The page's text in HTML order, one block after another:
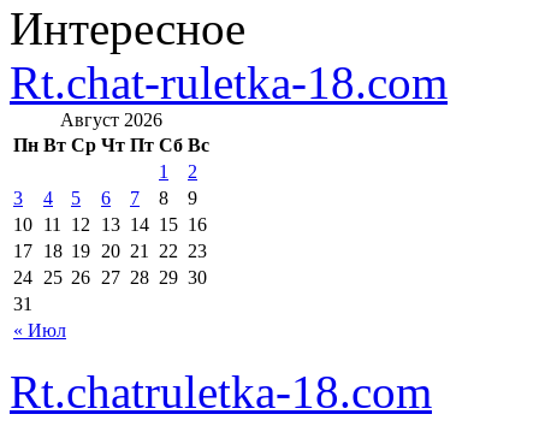
Интересное
Rt.chat-ruletka-18.com
Август 2026
Пн Вт Ср Чт Пт Сб Вс
« Июл
1
2
3
4 5 6 7 8
9
10 11 12 13 14 15 16
17 18 19 20 21 22 23
24 25 26 27 28 29 30
31
Rt.chatruletka-18.com